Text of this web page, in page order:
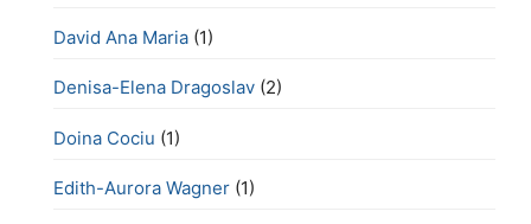
David Ana Maria (1)
Denisa-Elena Dragoslav (2)
Doina Cociu (1)
Edith-Aurora Wagner (1)